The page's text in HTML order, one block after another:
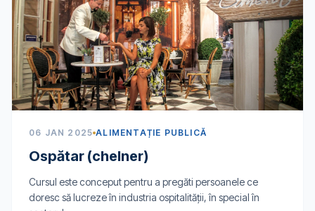
06 JAN 2025 ALIMENTAȚIE PUBLICĂ
Ospătar (chelner)
Cursul este conceput pentru a pregăti persoanele ce
doresc să lucreze în industria ospitalității, în special în